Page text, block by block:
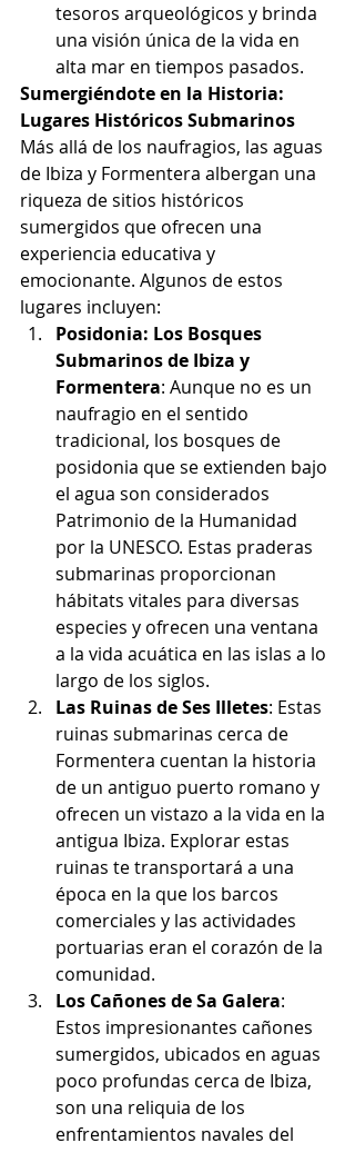
tesoros arqueológicos y brinda
una visión única de la vida en
alta mar en tiempos pasados.
Sumergiéndote en la Historia:
Lugares Históricos Submarinos
Más allá de los naufragios, las aguas
de Ibiza y Formentera albergan una
riqueza de sitios históricos
sumergidos que ofrecen una
experiencia educativa y
emocionante. Algunos de estos
lugares incluyen:
Posidonia: Los Bosques
Submarinos de Ibiza y
Formentera: Aunque no es un
naufragio en el sentido
tradicional, los bosques de
posidonia que se extienden bajo
el agua son considerados
Patrimonio de la Humanidad
por la UNESCO. Estas praderas
submarinas proporcionan
hábitats vitales para diversas
especies y ofrecen una ventana
a la vida acuática en las islas a lo
largo de los siglos.
Las Ruinas de Ses Illetes: Estas
ruinas submarinas cerca de
Formentera cuentan la historia
de un antiguo puerto romano y
ofrecen un vistazo a la vida en la
antigua Ibiza. Explorar estas
ruinas te transportará a una
época en la que los barcos
comerciales y las actividades
portuarias eran el corazón de la
comunidad.
Los Cañones de Sa Galera:
Estos impresionantes cañones
sumergidos, ubicados en aguas
poco profundas cerca de Ibiza,
son una reliquia de los
enfrentamientos navales del